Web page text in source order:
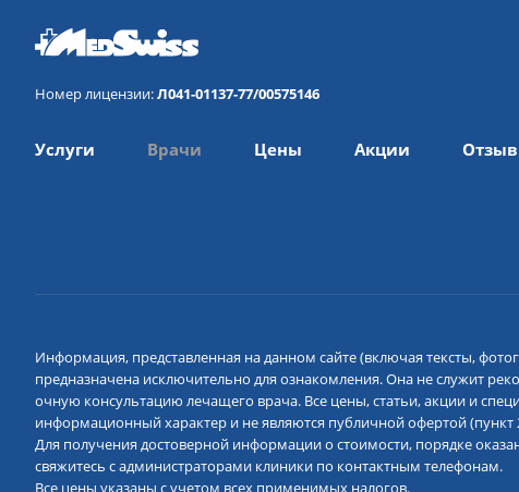
Номер лицензии:Л041-01137-77/00575146
Услуги Врачи Цены Акции
Информация, представленная на данном сайте (включая тексты,
предназначена исключительно для ознакомления. Она не служит
очную консультацию лечащего врача. Все цены, статьи, акции и
информационный характер и не являются публичной офертой (пункт
Для получения достоверной информации о стоимости, порядке
свяжитесь с администраторами клиники по контактным телефонам.
Все цены указаны с учетом всех применимых налогов.